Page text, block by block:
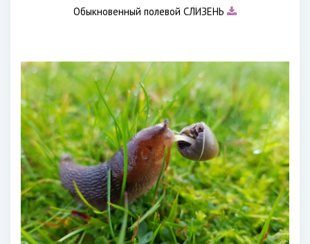
Обыкновенный полевой СЛИЗЕНЬ